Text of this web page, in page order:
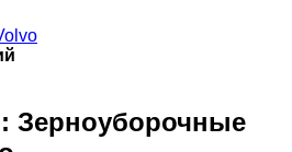
Зерноуборочные